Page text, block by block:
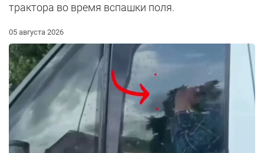
трактора во время вспашки поля.
05 августа 2026